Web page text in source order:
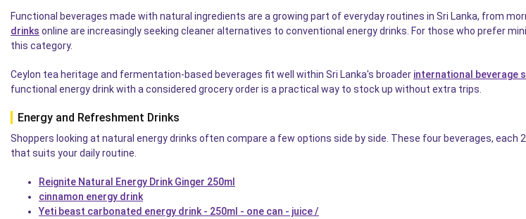
Functional beverages made with natural ingredients are a growing part of everyday routines in Sri Lanka, from
drinks online are increasingly seeking cleaner alternatives to conventional energy drinks. For those who prefer
this category.
Ceylon tea heritage and fermentation-based beverages fit well within Sri Lanka's broader international beverage
functional energy drink with a considered grocery order is a practical way to stock up without extra trips.
Energy and Refreshment Drinks
Shoppers looking at natural energy drinks often compare a few options side by side. These four beverages,
that suits your daily routine.
Reignite Natural Energy Drink Ginger 250ml
cinnamon energy drink
Yeti beast carbonated energy drink - 250ml - one can - juice /